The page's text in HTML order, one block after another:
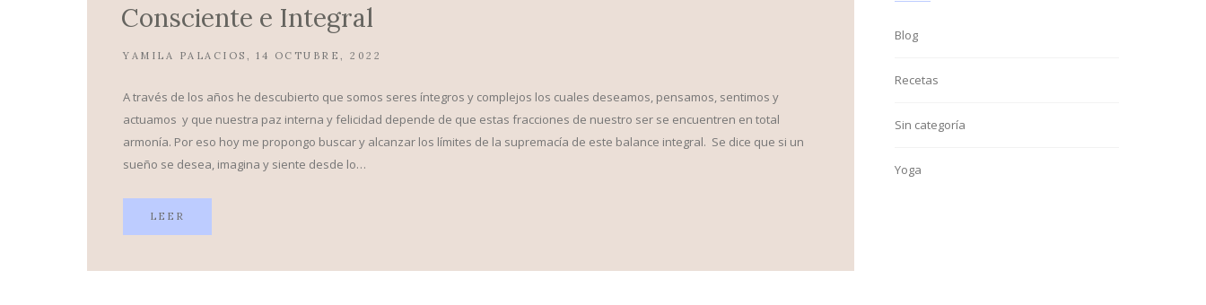
Consciente e Integral
YAMILA PALACIOS 14 OCTUBRE, 2022
A través de los años he descubierto que somos seres íntegros y complejos los cuales deseamos, pensamos, sentimos y
actuamos y que nuestra paz interna y felicidad depende de que estas fracciones de nuestro ser se encuentren en total
armonía. Por eso hoy me propongo buscar y alcanzar los límites de la supremacía de este balance integral. Se dice que si un
sueño se desea, imagina y siente desde lo…
LEER
Blog
Recetas
Sin categoría
Yoga